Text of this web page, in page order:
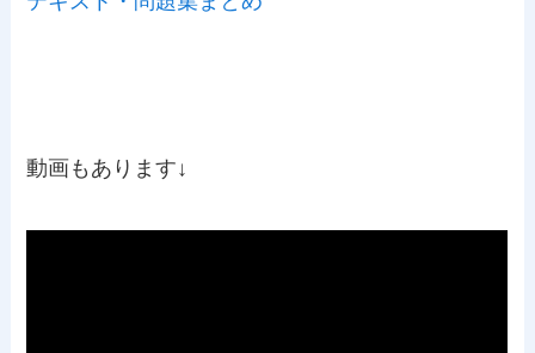
動画もあります↓